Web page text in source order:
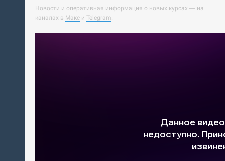
Новости и оперативная информация о новых курсах — на
каналах в Макс и Telegram.